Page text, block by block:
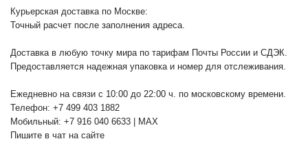
Курьерская доставка по Москве:
Точный расчет после заполнения адреса.
Доставка в любую точку мира по тарифам Почты России и СДЭК.
Предоставляется надежная упаковка и номер для отслеживания.
Ежедневно на связи с 10:00 до 22:00 ч. по московскому времени.
Телефон: +7 499 403 1882
Мобильный: +7 916 040 6633 | MAX
Пишите в чат на сайте